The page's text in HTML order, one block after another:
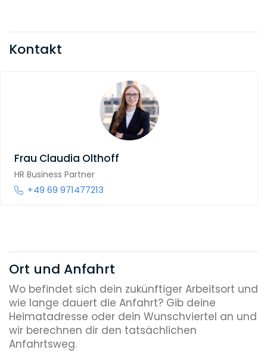
Kontakt
Frau Claudia Olthoff
HR Business Partner
+49 69 971477213
Ort und Anfahrt
Wo befindet sich dein zukünftiger Arbeitsort und
wie lange dauert die Anfahrt? Gib deine
Heimatadresse oder dein Wunschviertel an und
wir berechnen dir den tatsächlichen
Anfahrtsweg.